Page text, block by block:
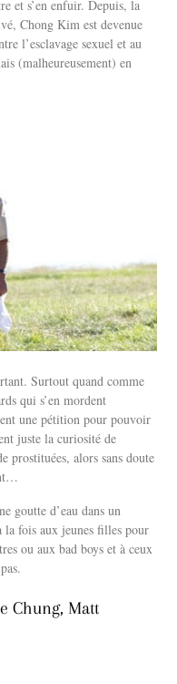
et s’en enfuir. Depuis, la
Chong Kim est devenue
l’esclavage sexuel et au
(malheureusement) en
Surtout quand comme
qui s’en mordent
une pétition pour pouvoir
juste la curiosité de
prostituées, alors sans doute
goutte d’eau dans un
la fois aux jeunes filles pour
ou aux bad boys et à ceux
Chung, Matt